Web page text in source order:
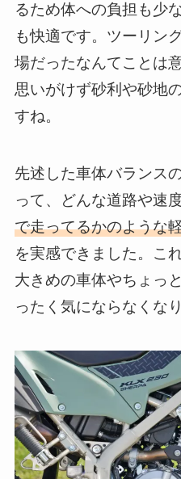
るため体への負担も少
も快適です。ツーリン
場だったなんてことは
思いがけず砂利や砂地
すね。
先述した車体バランス
って、どんな道路や速
で走ってるかのような
を実感できました。こ
大きめの車体やちょっ
ったく気にならなくなり